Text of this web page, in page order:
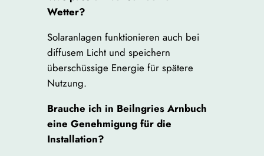
Wetter?
Solaranlagen funktionieren auch bei
diffusem Licht und speichern
überschüssige Energie für spätere
Nutzung.
Brauche ich in Beilngries Arnbuch
eine Genehmigung für die
Installation?